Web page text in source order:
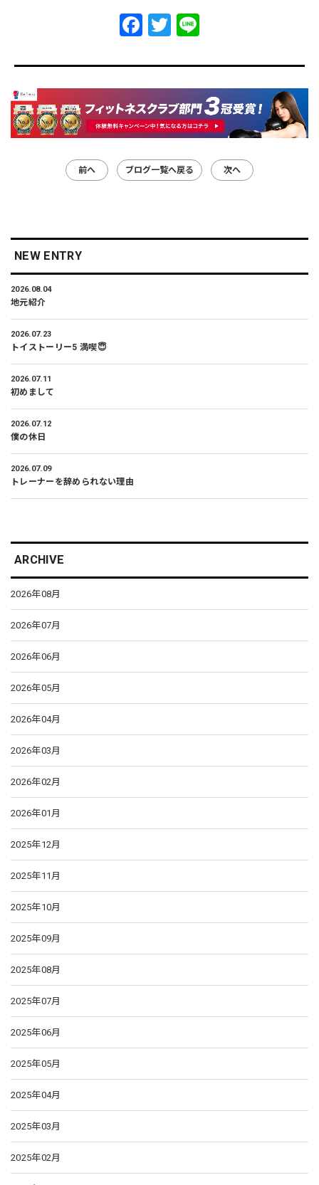
Facebook
Twitter
前へ ブログ一覧へ戻る 次へ
NEW ENTRY
2026.08.04
地元紹介
2026.07.23
トイストーリー5 満喫😇
2026.07.11
初めまして
2026.07.12
僕の休日
2026.07.09
トレーナーを辞められない理由
ARCHIVE
2026年08月
2026年07月
2026年06月
2026年05月
2026年04月
2026年03月
2026年02月
2026年01月
2025年12月
2025年11月
2025年10月
2025年09月
2025年08月
2025年07月
2025年06月
2025年05月
2025年04月
2025年03月
2025年02月